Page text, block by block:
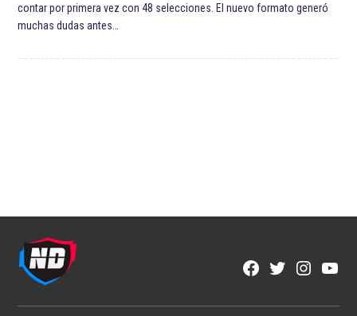
contar por primera vez con 48 selecciones. El nuevo formato generó
muchas dudas antes…
Facebook
Twitter